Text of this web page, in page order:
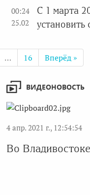
00:24
25.02
С 1 марта
… 16 Вперёд »
ВИДЕОНОВОСТЬ
4 апр. 2021 г., 12:54:54
Во